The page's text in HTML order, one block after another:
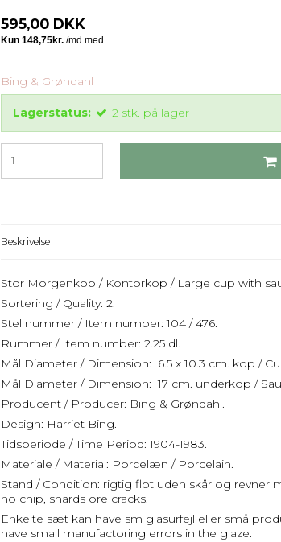
595,00 DKK
Bing & Grøndahl
Lagerstatus: 2 stk. på lager
Beskrivelse
Stor Morgenkop / Kontorkop / Large cup with
Sortering / Quality: 2.
Stel nummer / Item number: 104 / 476.
Rummer / Item number: 2.25 dl.
Mål Diameter / Dimension: 6.5 x 10.3 cm. kop /
Mål Diameter / Dimension: 17 cm. underkop /
Producent / Producer: Bing & Grøndahl.
Design: Harriet Bing.
Tidsperiode / Time Period: 1904-1983.
Materiale / Material: Porcelæn / Porcelain.
Stand / Condition: rigtig flot uden skår og revner
no chip, shards ore cracks.
Enkelte sæt kan have sm glasurfejl eller små
have small manufactoring errors in the glaze.